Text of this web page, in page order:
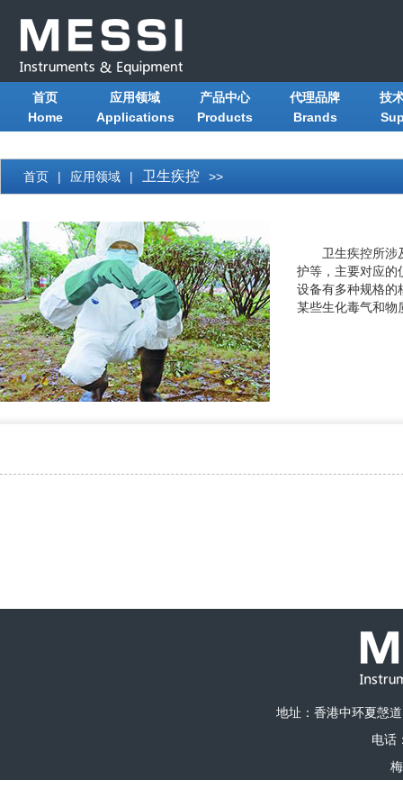
首页
Home
应用领域
Applications
产品中心
Products
代理品牌
Brands
技
首页 | 应用领域 | 卫生疾控 >>
卫生疾控所涉
护等，主要对应的
设备有多种规格的
某些生化毒气和物
地址：香港中环夏愨
电话